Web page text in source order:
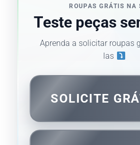
ROUPAS GRÁTIS NA
Teste peças
Aprenda a solicitar roupas
las
SOLICITE